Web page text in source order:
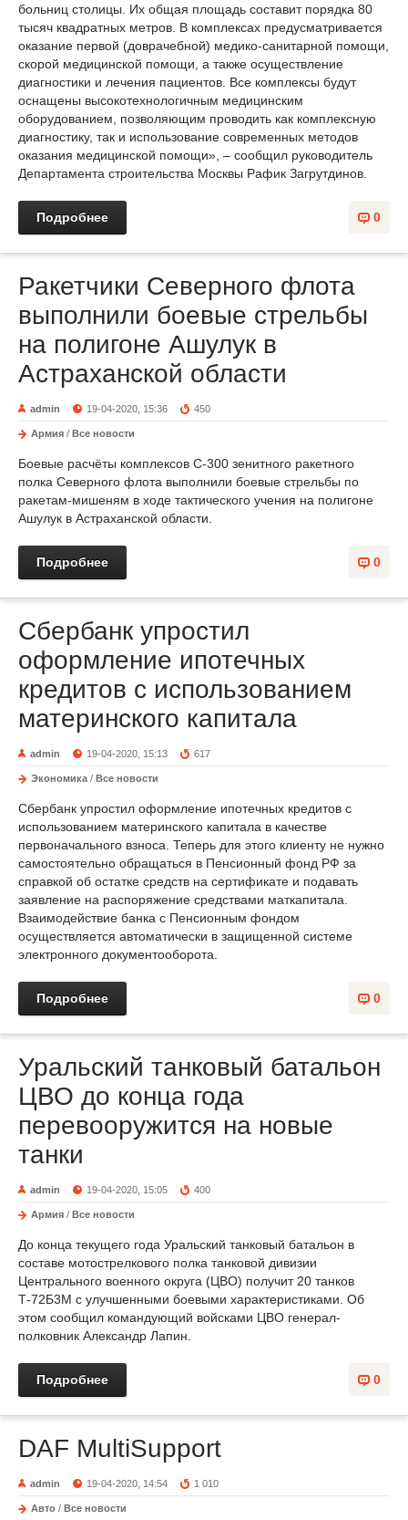
больниц столицы. Их общая площадь составит порядка 80
тысяч квадратных метров. В комплексах предусматривается
оказание первой (доврачебной) медико-санитарной помощи,
скорой медицинской помощи, а также осуществление
диагностики и лечения пациентов. Все комплексы будут
оснащены высокотехнологичным медицинским
оборудованием, позволяющим проводить как комплексную
диагностику, так и использование современных методов
оказания медицинской помощи», – сообщил руководитель
Департамента строительства Москвы Рафик Загрутдинов.
0
Подробнее
Ракетчики Северного флота
выполнили боевые стрельбы
на полигоне Ашулук в
Астраханской области
admin 19-04-2020, 15:36 450
Армия / Все новости
Боевые расчёты комплексов С-300 зенитного ракетного
полка Северного флота выполнили боевые стрельбы по
ракетам-мишеням в ходе тактического учения на полигоне
Ашулук в Астраханской области.
0
Подробнее
Сбербанк упростил
оформление ипотечных
кредитов с использованием
материнского капитала
admin 19-04-2020, 15:13 617
Экономика / Все новости
Сбербанк упростил оформление ипотечных кредитов с
использованием материнского капитала в качестве
первоначального взноса. Теперь для этого клиенту не нужно
самостоятельно обращаться в Пенсионный фонд РФ за
справкой об остатке средств на сертификате и подавать
заявление на распоряжение средствами маткапитала.
Взаимодействие банка с Пенсионным фондом
осуществляется автоматически в защищенной системе
электронного документооборота.
0
Подробнее
Уральский танковый батальон
ЦВО до конца года
перевооружится на новые
танки
admin 19-04-2020, 15:05 400
Армия / Все новости
До конца текущего года Уральский танковый батальон в
составе мотострелкового полка танковой дивизии
Центрального военного округа (ЦВО) получит 20 танков
Т-72Б3М с улучшенными боевыми характеристиками. Об
этом сообщил командующий войсками ЦВО генерал-
полковник Александр Лапин.
0
Подробнее
DAF MultiSupport
admin 19-04-2020, 14:54 1 010
Авто / Все новости